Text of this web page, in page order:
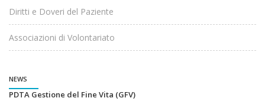
Diritti e Doveri del Paziente
Associazioni di Volontariato
NEWS
PDTA Gestione del Fine Vita (GFV)